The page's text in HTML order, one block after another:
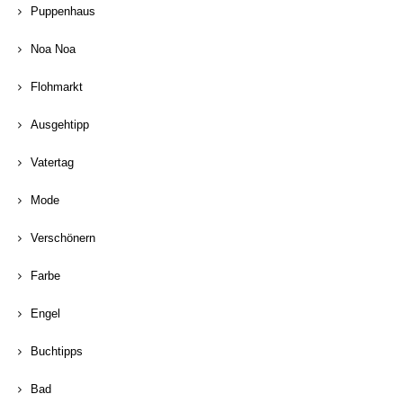
Puppenhaus
Noa Noa
Flohmarkt
Ausgehtipp
Vatertag
Mode
Verschönern
Farbe
Engel
Buchtipps
Bad